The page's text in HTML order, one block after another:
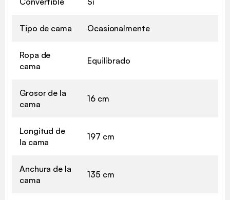
Tipo de cama Ocasionalmente
Ropa de
cama
Equilibrado
Grosor de la
cama
16 cm
Longitud de
la cama
197 cm
Anchura de la
cama
135 cm